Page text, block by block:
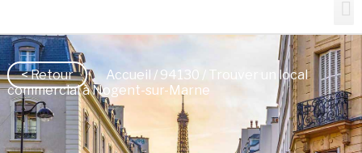
< Retour Accueil / 94130 / Trouver un local
commercial à Nogent-sur-Marne